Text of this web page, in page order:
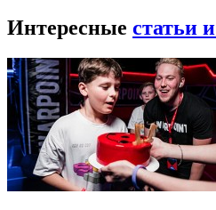
Интересные статьи